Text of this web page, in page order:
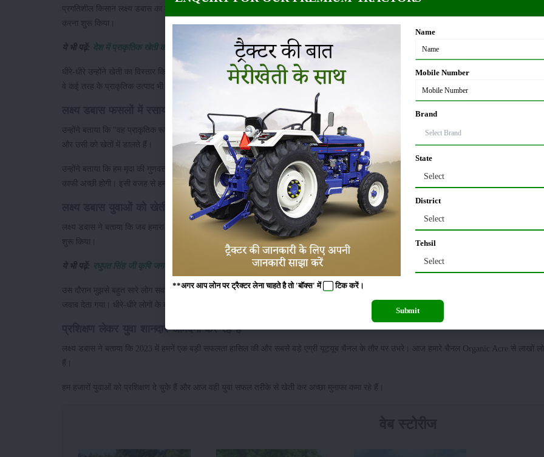
प्रगतिशील किसान लक्ष्य डबास का कहना है, कि "उन्होंने 2016 में खेती करनी शुरू की। इसके दो साल बाद उनके भाई मृणाल भी उनके साथ जुड़े और दोनों ने साथ
करना शुरू किया।
ये भी पढ़ें: देश में प्राकृतिक खेती को बढ़ावा, 30 फीसदी जमीन पर नेचुरल फार्मिंग की व्यवस्था
धीरे-धीरे उन्होंने खेती का विस्तार किया और आज वे सफल तरीके से खेती कर अच्छा मुनाफा अर्जित कर रहे हैं। उन्होंने आगे बताया कि दिल्ली में उनकी काफी बड़ी
वे कई तरह के प्राकृतिक उत्पाद भी बेच रहे हैं।
लक्ष्य डबास फसलों में रसायनों का उपयोग नहीं करते हैं
उन्होंने बताया कि "वह प्राकृतिक रूप से खेती करते हैं और अपनी फसलों में रसायनों का बिल्कुल भी उपयोग नहीं करते हैं। वह स्वयं ही अपने खेत में प्राकृतिक खाद
और उसी को खेतों में डालते हैं।
उन्होंने बताया कि हम मृदा की गुणवत्ता और उर्वरता पर विशेष ध्यान देते हैं, जो फसल की पैदावार के लिए बेहद महत्वपूर्ण होती है। अगर जमीन की उर्वरता अच्छी होगी, तो
काफी अच्छी होगी। इसी वजह से हम प्राकृतिक खाद का उपयोग करते हैं।
लक्ष्य डबास युवाओं को खेती का प्रशिक्षण भी देते हैं
लक्ष्य डबास ने बताया कि जब हमारा काम अच्छा चल रहा था, तो कई युवा हमसे प्रभावित हुए और वे भी हमारी तरह खेती करना चाहते थे, जिसके लिए हमने युवाओं को
शुरू किया।
ये भी पढ़ें: रघुपत सिंह जी कृषि जगत से गायब हुई ५५ से अधिक सब्जियों को प्रचलन में ला ११ नेशनल अवार्ड हासिल किये
उस दौरान मुझसे बहुत सारे लोग सवाल पूछते थे। उन सभी सवालों का जवाब एक जगह पर देने के लिए मैंने एक यूट्यूब चैनल की शुरुआत की। जिस पर लोग सवाल पूछते
जवाब देता गया। धीरे-धीरे लोगों के बीच हमारी पहुंच बढती गई और हमारा सोशल मीडिया मजबूत होता गया।
प्रशिक्षण लेकर युवा शानदार आमदनी कर रहे हैं
लक्ष्य डबास ने बताया कि 2023 में हमनें एक बड़ी सफलता हासिल की और सबसे बड़े एग्री यूट्यूब चैनल के तौर पर उभरे। आज हमारे चैनल Organic Acre से लाखों
हैं।
हम हजारों युवाओं को प्रशिक्षण दे चुके हैं और आज वही युवा सफल तरीके से खेती कर अच्छा मुनाफा कमा रहे हैं।
Name
Mobile Number
Brand
State
Select
District
Select
Tehsil
Select
**अगर आप लोन पर ट्रैक्टर लेना चाहते है तो 'बॉक्स' में टिककरें।
Submit